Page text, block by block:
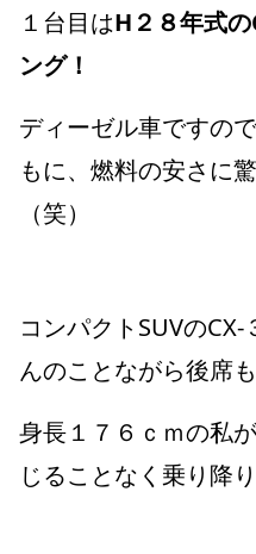
１台目はH２８年式
ング！
ディーゼル車ですの
もに、燃料の安さに
（笑）
コンパクトSUVの
んのことながら後席も
身長１７６ｃｍの私
じることなく乗り降